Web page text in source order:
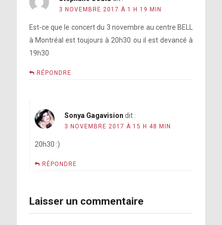
Voir sur Instagram
Appeal
http://www.OneAmericaAppeal.org
3 NOVEMBRE 2017 À 1 H 19 MIN
Est-ce que le concert du 3 novembre au centre BELL
à Montréal est toujours à 20h30 ou il est devancé à
19h30
RÉPONDRE
Sonya Gagavision dit :
3 NOVEMBRE 2017 À 15 H 48 MIN
20h30 :)
RÉPONDRE
Laisser un commentaire